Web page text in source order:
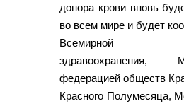
донора крови вновь
во всем мире и будет
Всемирной
здравоохранения,
федерацией обществ
Красного Полумесяца,